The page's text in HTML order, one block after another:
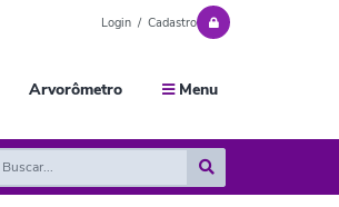
Login / Cadastro
Arvorômetro Menu